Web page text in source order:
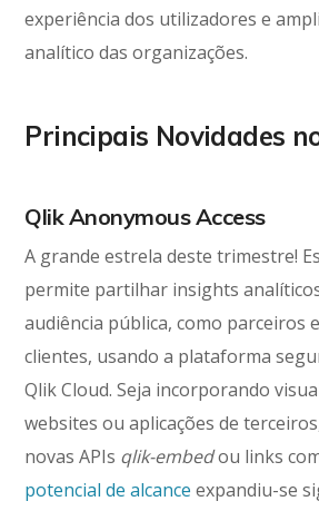
experiência dos utilizadores e
analítico das organizações.
Principais Novidades
Qlik Anonymous Access
A grande estrela deste trimestre!
permite partilhar insights
audiência pública, como parceiros
clientes, usando a plataforma
Qlik Cloud. Seja incorporando
websites ou aplicações de
novas APIs qlik-embedou links
potencial de alcance expandiu-se